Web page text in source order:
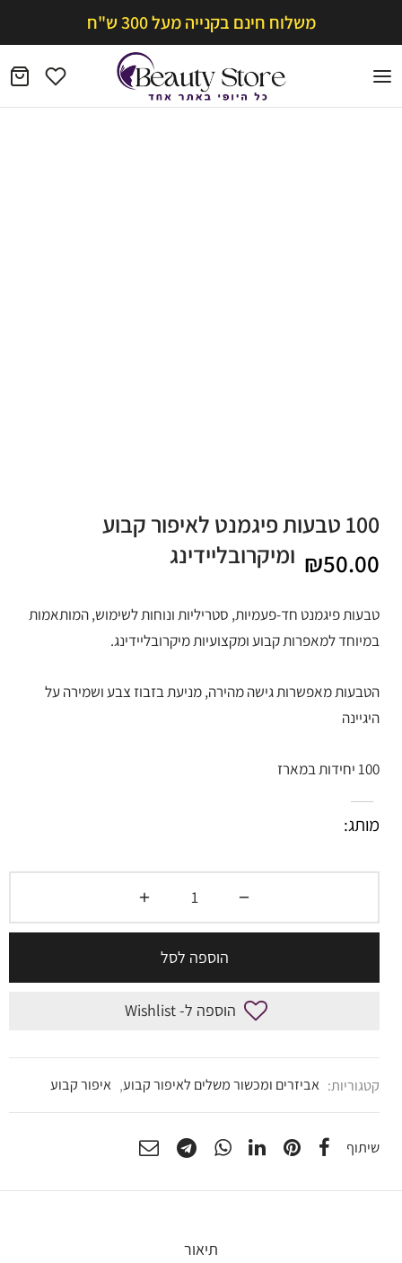
משלוח חינם בקנייה מעל 300 ש"ח
100 טבעות פיגמנט לאיפור קבוע
ומיקרובליידינג ₪50.00
טבעות פיגמנט חד-פעמיות, סטריליות ונוחות לשימוש, המותאמות
במיוחד למאפרות קבוע ומקצועיות מיקרובליידינג.
הטבעות מאפשרות גישה מהירה, מניעת בזבוז צבע ושמירה על
היגיינה
100 יחידות במארז
מותג:
הוספה לסל
הוספה ל- Wishlist
קטגוריות: אביזרים ומכשור משלים לאיפור קבוע, איפור קבוע
שיתוף
תיאור